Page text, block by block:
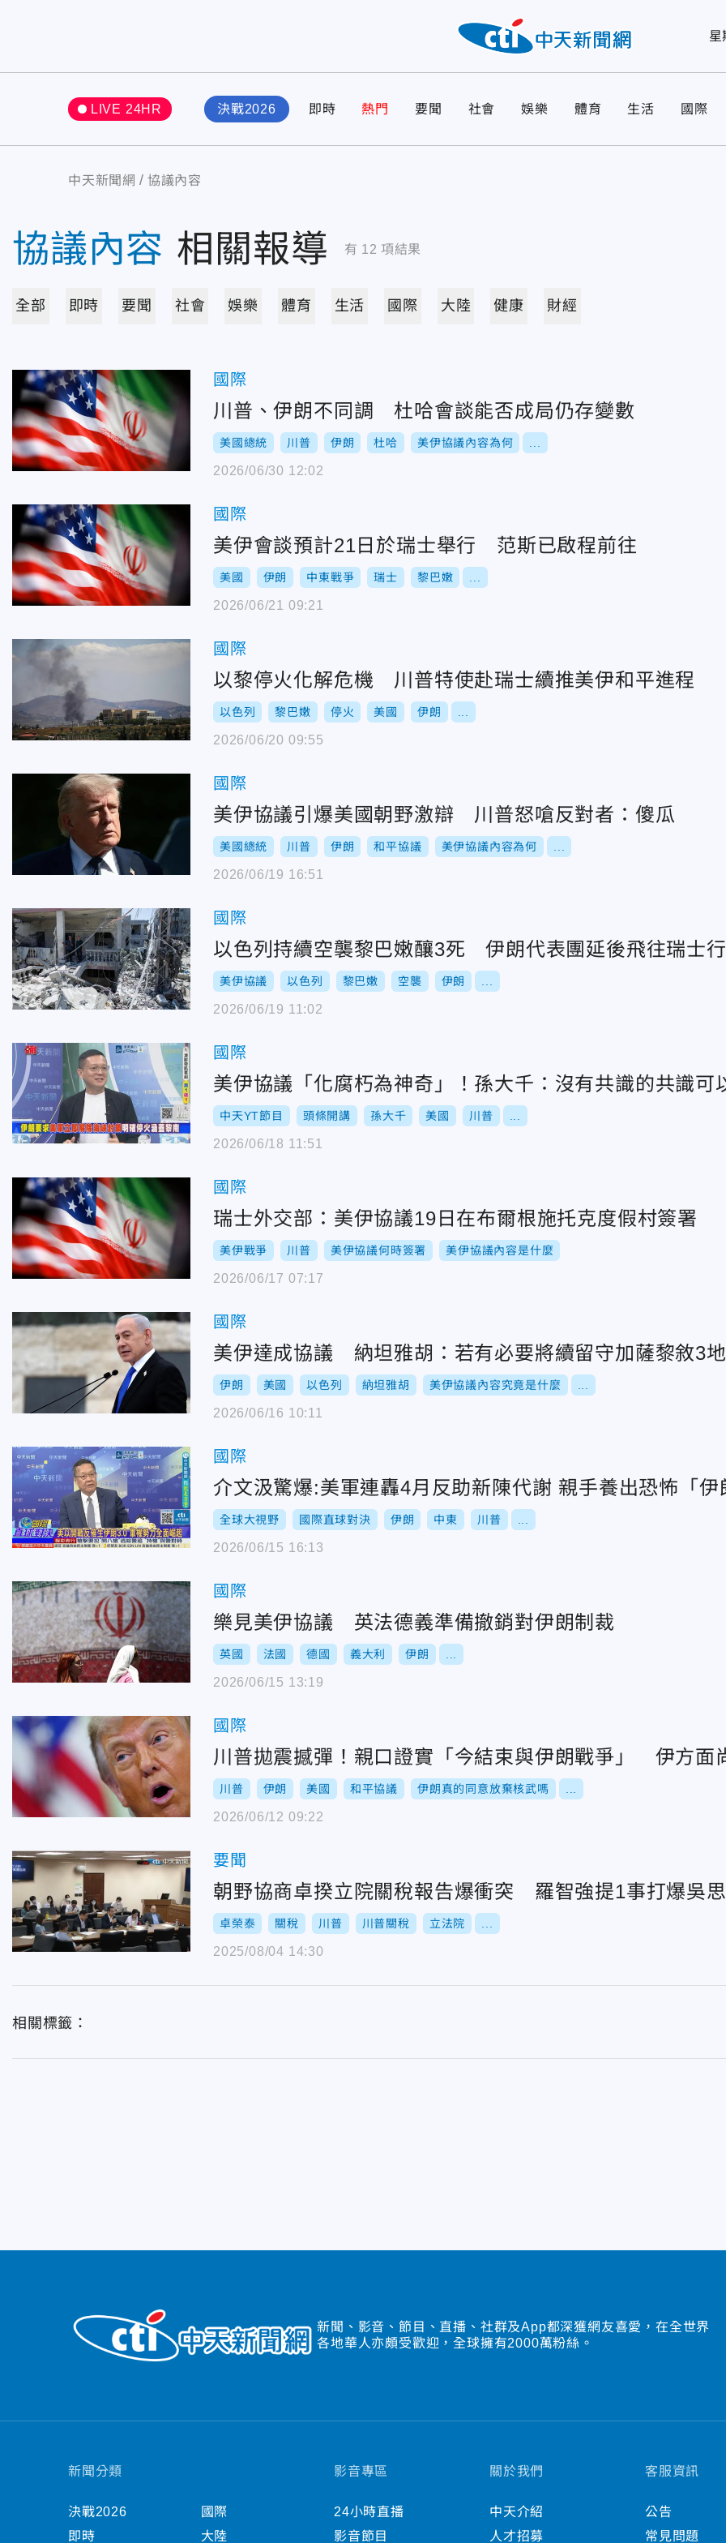
星
LIVE 24HR 決戰2026 即時 熱門 要聞 社會 娛樂 體育 生活 國際
中天新聞網 協議內容
協議內容 相關報導 有 12 項結果
全部 即時 要聞 社會 娛樂 體育 生活 國際 大陸 健康 財經
國際
川普、伊朗不同調 杜哈會談能否成局仍存變數
美國總統 川普 伊朗 杜哈 美伊協議內容為何
2026/06/30 12:02
國際
美伊會談預計21日於瑞士舉行 范斯已啟程前往
美國 伊朗 中東戰爭 瑞士 黎巴嫩
2026/06/21 09:21
國際
以黎停火化解危機 川普特使赴瑞士續推美伊和平進程
以色列 黎巴嫩 停火 美國 伊朗
2026/06/20 09:55
國際
美伊協議引爆美國朝野激辯 川普怒嗆反對者：傻瓜
美國總統 川普 伊朗 和平協議 美伊協議內容為何
2026/06/19 16:51
國際
以色列持續空襲黎巴嫩釀3死 伊朗代表團延後飛往瑞士
美伊協議 以色列 黎巴嫩 空襲 伊朗
2026/06/19 11:02
國際
美伊協議「化腐朽為神奇」！孫大千：沒有共識的共識可
中天YT節目 頭條開講 孫大千 美國 川普
2026/06/18 11:51
國際
瑞士外交部：美伊協議19日在布爾根施托克度假村簽署
美伊戰爭 川普 美伊協議何時簽署 美伊協議內容是什麼
2026/06/17 07:17
國際
美伊達成協議 納坦雅胡：若有必要將續留守加薩黎敘3地
伊朗 美國 以色列 納坦雅胡 美伊協議內容究竟是什麼
2026/06/16 10:11
國際
介文汲驚爆:美軍連轟4月反助新陳代謝 親手養出恐怖「伊
全球大視野 國際直球對決 伊朗 中東 川普
2026/06/15 16:13
國際
樂見美伊協議 英法德義準備撤銷對伊朗制裁
英國 法國 德國 義大利 伊朗
2026/06/15 13:19
國際
川普拋震撼彈！親口證實「今結束與伊朗戰爭」 伊方面
川普 伊朗 美國 和平協議 伊朗真的同意放棄核武嗎
2026/06/12 09:22
要聞
朝野協商卓揆立院關稅報告爆衝突 羅智強提1事打爆吳
卓榮泰 關稅 川普 川普關稅 立法院
2025/08/04 14:30
相關標籤：
新聞、影音、節目、直播、社群及App都深獲網友喜愛，在全世界
各地華人亦頗受歡迎，全球擁有2000萬粉絲。
新聞分類
決戰2026
即時
國際
大陸
影音專區
24小時直播
影音節目
關於我們
中天介紹
人才招募
客服資訊
公告
常見問題